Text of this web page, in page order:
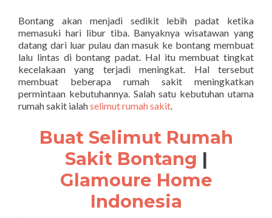
Bontang akan menjadi sedikit lebih padat ketika
memasuki hari libur tiba. Banyaknya wisatawan yang
datang dari luar pulau dan masuk ke bontang membuat
lalu lintas di bontang padat. Hal itu membuat tingkat
kecelakaan yang terjadi meningkat. Hal tersebut
membuat beberapa rumah sakit meningkatkan
permintaan kebutuhannya. Salah satu kebutuhan utama
rumah sakit ialahselimut rumah sakit.
Buat Selimut Rumah
Sakit Bontang |
Glamoure Home
Indonesia